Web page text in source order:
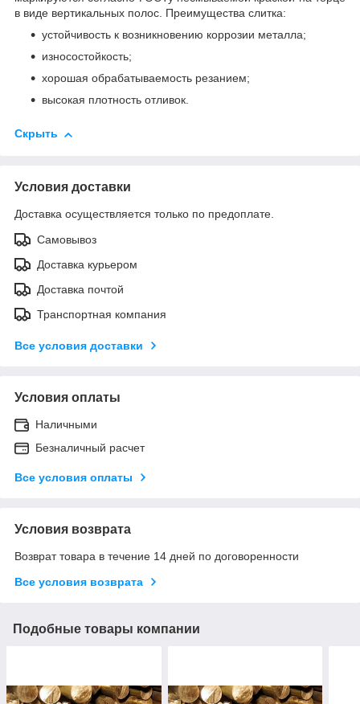
в виде вертикальных полос. Преимущества слитка:
устойчивость к возникновению коррозии металла;
износостойкость;
хорошая обрабатываемость резанием;
высокая плотность отливок.
Скрыть
Условия доставки
Доставка осуществляется только по предоплате.
Самовывоз
Доставка курьером
Доставка почтой
Транспортная компания
Все условия доставки
Условия оплаты
Наличными
Безналичный расчет
Все условия оплаты
Условия возврата
Возврат товара в течение 14 дней по договоренности
Все условия возврата
Подобные товары компании